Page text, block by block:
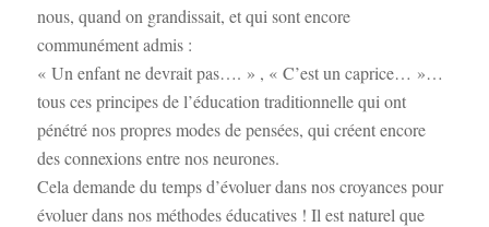
nous, quand on grandissait, et qui sont encore
communément admis :
« Un enfant ne devrait pas…. » , « C’est un caprice… »…
tous ces principes de l’éducation traditionnelle qui ont
pénétré nos propres modes de pensées, qui créent encore
des connexions entre nos neurones.
Cela demande du temps d’évoluer dans nos croyances pour
évoluer dans nos méthodes éducatives ! Il est naturel que